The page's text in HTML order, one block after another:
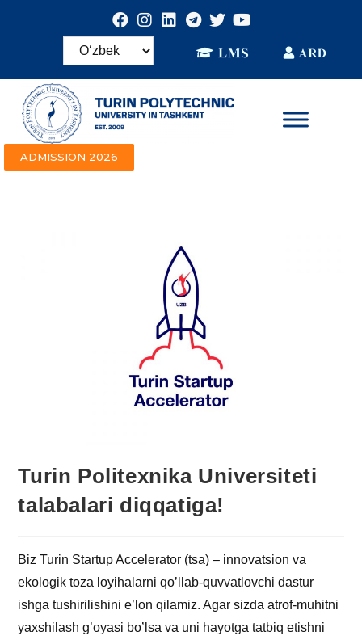
ADMISSION 2026
Turin Politexnika Universiteti
talabalari diqqatiga!
Biz Turin Startup Accelerator (tsa) – innovatsion va
ekologik toza loyihalarni qo’llab-quvvatlovchi dastur
ishga tushirilishini e’lon qilamiz. Agar sizda atrof-muhitni
yaxshilash g’oyasi bo’lsa va uni hayotga tatbiq etishni